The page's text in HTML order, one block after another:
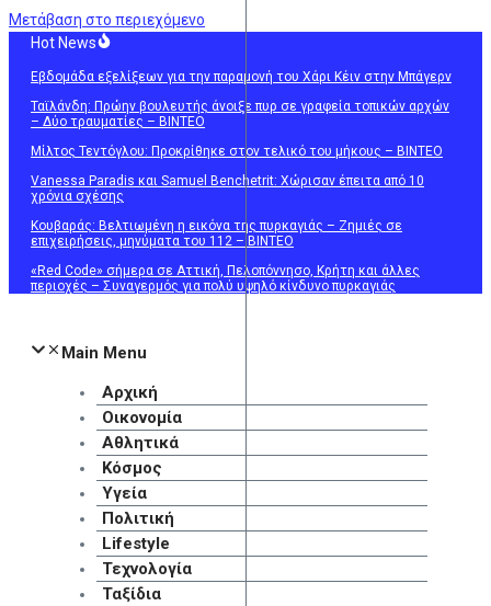
Μετάβαση στο περιεχόμενο
Hot News
Εβδομάδα εξελίξεων για την παραμονή του Χάρι Κέιν στην Μπάγερν
Ταϊλάνδη: Πρώην βουλευτής άνοιξε πυρ σε γραφεία τοπικών αρχών
– Δύο τραυματίες – ΒΙΝΤΕΟ
Μίλτος Τεντόγλου: Προκρίθηκε στον τελικό του μήκους – ΒΙΝΤΕΟ
Vanessa Paradis και Samuel Benchetrit: Χώρισαν έπειτα από 10
χρόνια σχέσης
Κουβαράς: Βελτιωμένη η εικόνα της πυρκαγιάς – Ζημιές σε
επιχειρήσεις, μηνύματα του 112 – ΒΙΝΤΕΟ
«Red Code» σήμερα σε Αττική, Πελοπόννησο, Κρήτη και άλλες
περιοχές – Συναγερμός για πολύ υψηλό κίνδυνο πυρκαγιάς
Main Menu
Αρχική
Οικονομία
Αθλητικά
Κόσμος
Υγεία
Πολιτική
Lifestyle
Τεχνολογία
Ταξίδια